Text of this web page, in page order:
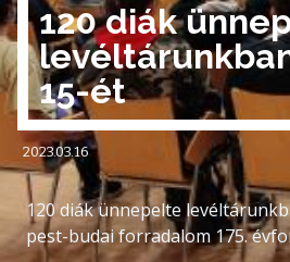
120 diák
15-ét
2023.03.16
120 diák ünnepelte
pest-budai forradalom 175.